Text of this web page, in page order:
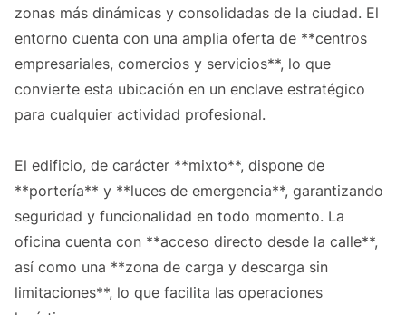
zonas más dinámicas y consolidadas de la ciudad. El
entorno cuenta con una amplia oferta de **centros
empresariales, comercios y servicios**, lo que
convierte esta ubicación en un enclave estratégico
para cualquier actividad profesional.
El edificio, de carácter **mixto**, dispone de
**portería** y **luces de emergencia**, garantizando
seguridad y funcionalidad en todo momento. La
oficina cuenta con **acceso directo desde la calle**,
así como una **zona de carga y descarga sin
limitaciones**, lo que facilita las operaciones